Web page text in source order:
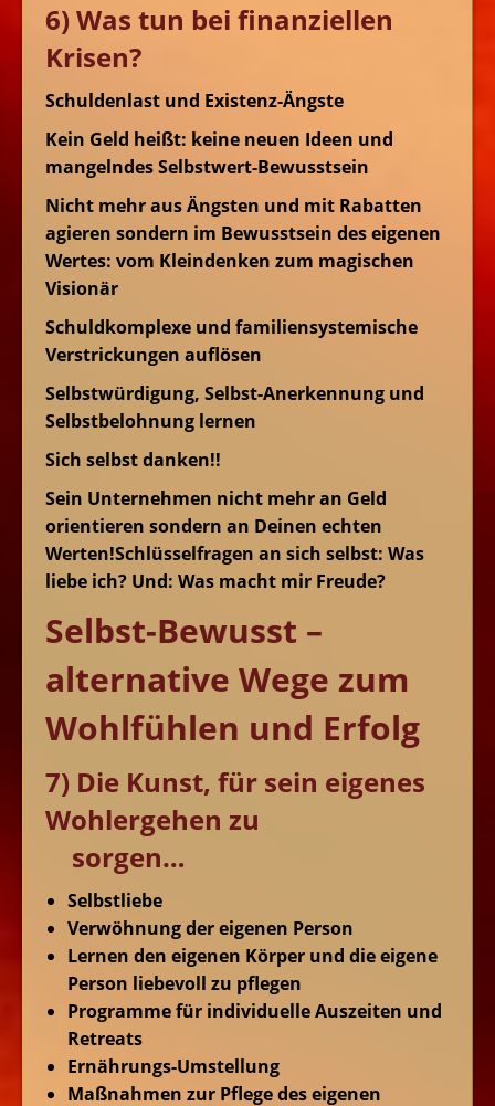
6) Was tun bei finanziellen
Krisen?
Schuldenlast und Existenz-Ängste
Kein Geld heißt: keine neuen Ideen und
mangelndes Selbstwert-Bewusstsein
Nicht mehr aus Ängsten und mit Rabatten
agieren sondern im Bewusstsein des eigenen
Wertes: vom Kleindenken zum magischen
Visionär
Schuldkomplexe und familiensystemische
Verstrickungen auflösen
Selbstwürdigung, Selbst-Anerkennung und
Selbstbelohnung lernen
Sich selbst danken!!
Sein Unternehmen nicht mehr an Geld
orientieren sondern an Deinen echten
Werten!Schlüsselfragen an sich selbst: Was
liebe ich? Und: Was macht mir Freude?
Selbst-Bewusst –
alternative Wege zum
Wohlfühlen und Erfolg
7) Die Kunst, für sein eigenes
Wohlergehen zu
sorgen…
Selbstliebe
Verwöhnung der eigenen Person
Lernen den eigenen Körper und die eigene
Person liebevoll zu pflegen
Programme für individuelle Auszeiten und
Retreats
Ernährungs-Umstellung
Maßnahmen zur Pflege des eigenen